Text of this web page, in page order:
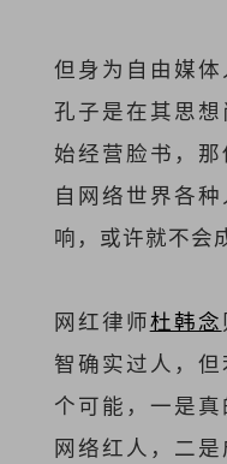
但身为自由媒体
孔子是在其思
始经营脸书，
自网络世界各
响，或许就不会
网红律师杜韩念
智确实过人，
个可能，一是
网络红人，二